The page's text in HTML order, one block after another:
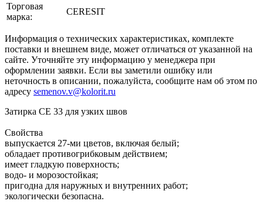
Торговая
марка:
CERESIT
Информация о технических характеристиках, комплекте
поставки и внешнем виде, может отличаться от указанной на
сайте. Уточняйте эту информацию у менеджера при
оформлении заявки. Если вы заметили ошибку или
неточность в описании, пожалуйста, сообщите нам об этом по
адресу semenov.v@kolorit.ru
Затирка СЕ 33 для узких швов
Свойства
выпускается 27-ми цветов, включая белый;
обладает противогрибковым действием;
имеет гладкую поверхность;
водо- и морозостойкая;
пригодна для наружных и внутренних работ;
экологически безопасна.